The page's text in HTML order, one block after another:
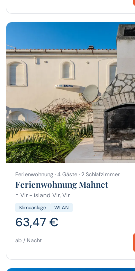
Ferienwohnung · 4 Gäste · 2 Schlafzimmer
Ferienwohnung Mahnet
Vir - island Vir, Vir
Klimaanlage WLAN
63,47 €
ab / Nacht